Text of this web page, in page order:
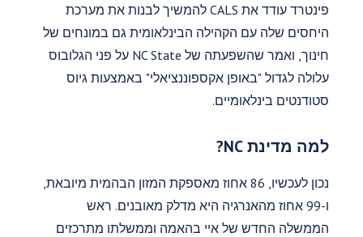
פינטרד עודד את CALS להמשיך לבנות את מערכת
היחסים שלה עם הקהילה הבינלאומית גם במונחים של
חינוך, ואמר שהשפעתה של NC State על פני הגלובוס
עלולה לגדול "באופן אקספוננציאלי" באמצעות גיוס
סטודנטים בינלאומיים.
למה מדינת NC?
נכון לעכשיו, 86 אחוז מאספקת המזון הבהמית מיובאת,
ו-99 אחוז מהאנרגיה היא מדלק מאובנים. ראש
הממשלה החדש של איי בהאמה וממשלתו מתרכזים